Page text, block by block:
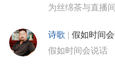
为丝绵茶与直播
诗歌 | 假如时间会
假如时间会说话